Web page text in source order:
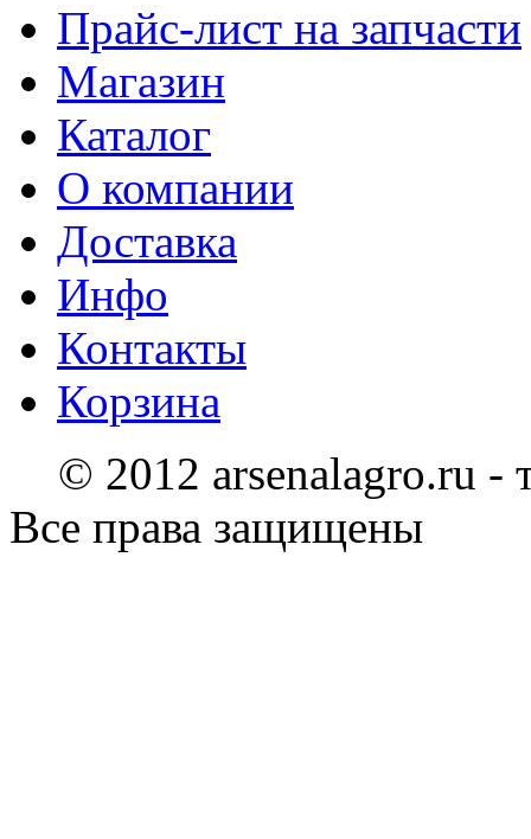
Прайс-лист на запчасти
Магазин
Каталог
О компании
Доставка
Инфо
Контакты
Корзина
© 2012 arsenalagro.ru -
Все права защищены